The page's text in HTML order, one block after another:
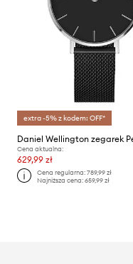
extra -5% z kodem: OFF*
Cena aktualna:
629,99 zł
Cena regularna:789,99 zł
Najniższa cena:659,99 zł